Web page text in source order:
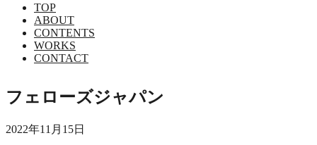
TOP
ABOUT
CONTENTS
WORKS
CONTACT
フェローズジャパン
2022年11月15日